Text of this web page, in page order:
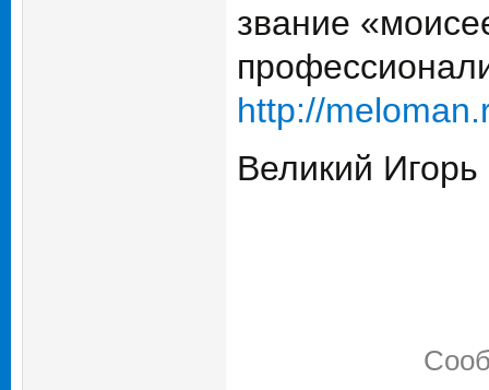
звание
http://
Великий